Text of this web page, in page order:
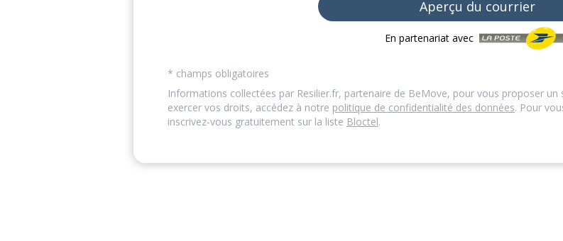
Aperçu du courrier
En partenariat avec
* champs obligatoires
Informations collectées par Resilier.fr, partenaire de BeMove, pour vous proposer un
exercer vos droits, accédez à notre politique de confidentialité des données. Pour
inscrivez-vous gratuitement sur la liste Bloctel.